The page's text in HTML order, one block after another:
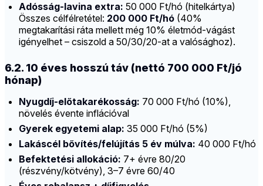
Adósság-lavina extra: 50 000 Ft/hó (hitelkártya)
Összes célfélretétel: 200 000 Ft/hó (40%
megtakarítási ráta mellett még 10% életmód-vágást
igényelhet – csiszold a 50/30/20-at a valósághoz).
6.2. 10 éves hosszú táv (nettó 700 000 Ft/jó
hónap)
Nyugdíj-előtakarékosság: 70 000 Ft/hó (10%),
növelés évente inflációval
Gyerek egyetemi alap: 35 000 Ft/hó (5%)
Lakáscél bővítés/felújítás 5 év múlva: 40 000 Ft/hó
Befektetési allokáció: 7+ évre 80/20
(részvény/kötvény), 3–7 évre 60/40